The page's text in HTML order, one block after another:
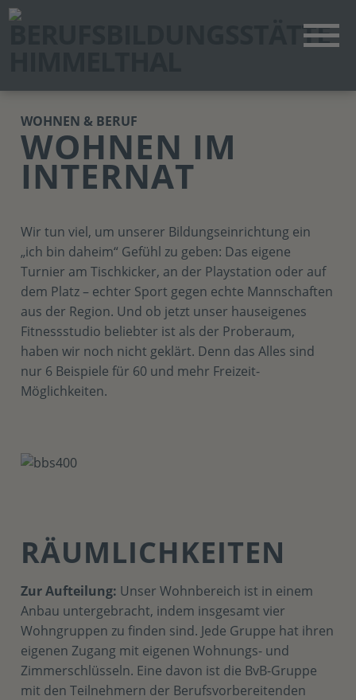
WOHNEN & BERUF
WOHNEN IM
INTERNAT
Wir tun viel, um unserer Bildungseinrichtung ein
„ich bin daheim“ Gefühl zu geben: Das eigene
Turnier am Tischkicker, an der Playstation oder auf
dem Platz – echter Sport gegen echte Mannschaften
aus der Region. Und ob jetzt unser hauseigenes
Fitnessstudio beliebter ist als der Proberaum,
haben wir noch nicht geklärt. Denn das Alles sind
nur 6 Beispiele für 60 und mehr Freizeit-
Möglichkeiten.
RÄUMLICHKEITEN
Zur Aufteilung: Unser Wohnbereich ist in einem
Anbau untergebracht, indem insgesamt vier
Wohngruppen zu finden sind. Jede Gruppe hat ihren
eigenen Zugang mit eigenen Wohnungs- und
Zimmerschlüsseln. Eine davon ist die BvB-Gruppe
mit den Teilnehmern der Berufsvorbereitenden